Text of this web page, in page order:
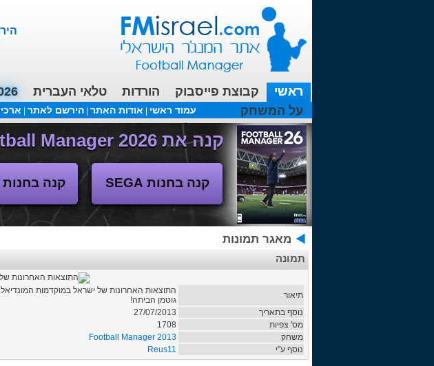
ראשי קבוצת פייסבוק הורדות טלאי העברית
על המשחק
עמוד ראשי אודות האתר |הירשם לאתר
עכשיו בפורומים:FM19- איך יוצאים לחופשה עם המאמן ?
קנה את Football Manager 2026 - משחק המנג'ר החדש!
קנה בחנות SEGA קנה בחנות Steam
מאגר תמונות
תמונה
תיאור
התוצאות האחרונות של ישראל במוקדמות המונדיאל.
גוטמן הביתה!
נוסף בתאריך
27/07/2013
מס' צפיות
1708
משחק
Football Manager 2013
נוסף ע"י
Reus11